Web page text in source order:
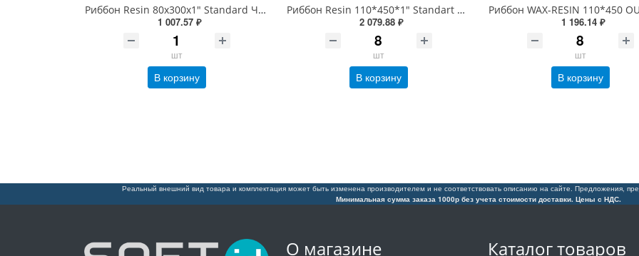
Риббон Resin 80х300х1" Standard Черный OUT
1 007.57 ₽
шт
В корзину
Риббон Resin 110*450*1" Standart OUT Черный
2 079.88 ₽
шт
В корзину
1 196.14 ₽
шт
В корзину
Реальный внешний вид товара и комплектация может быть изменена производителем и не соответствовать описанию на сайте. Предложения,
Минимальная сумма заказа 1000р без учета стоимости доставки. Цены с НДС.
О магазине Каталог товаров